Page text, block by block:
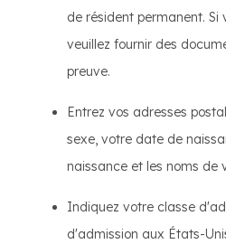
de résident permanent.
veuillez fournir des
preuve.
Entrez vos adresses
sexe, votre date de
naissance et les noms de
Indiquez votre classe
d'admission aux États-